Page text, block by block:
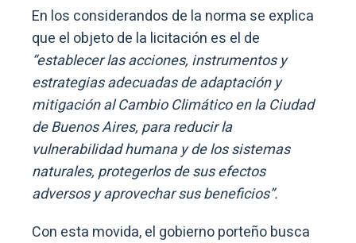
En los considerandos de la norma se explica
que el objeto de la licitación es el de
“establecer las acciones, instrumentos y
estrategias adecuadas de adaptación y
mitigación al Cambio Climático en la Ciudad
de Buenos Aires, para reducir la
vulnerabilidad humana y de los sistemas
naturales, protegerlos de sus efectos
adversos y aprovechar sus beneficios”.
Con esta movida, el gobierno porteño busca